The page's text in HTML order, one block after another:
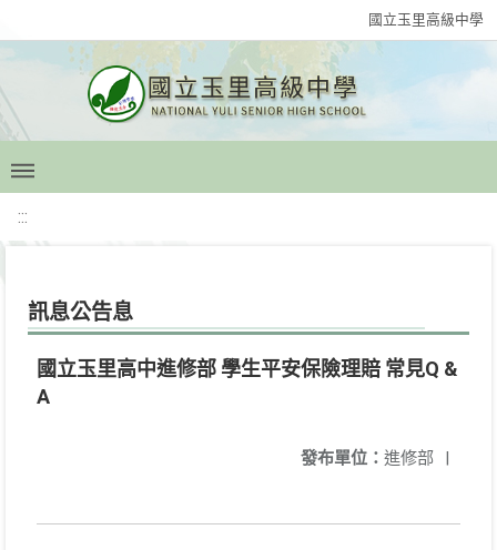
國立玉里高級中學
:::
訊息公告息
國立玉里高中進修部 學生平安保險理賠 常見Q &
A
發布單位： 進修部 |